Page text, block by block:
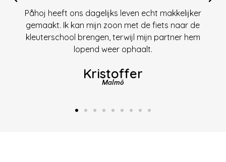
Påhoj heeft ons dagelijks leven echt makkelijker
gemaakt. Ik kan mijn zoon met de fiets naar de
kleuterschool brengen, terwijl mijn partner hem
lopend weer ophaalt.
Kristoffer
Malmö